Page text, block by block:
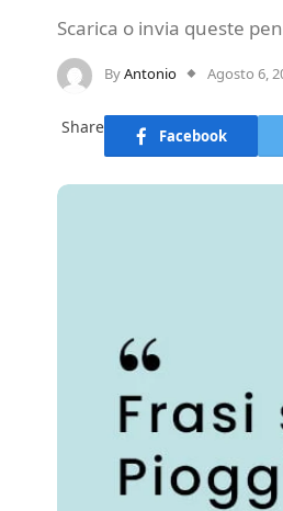
Scarica o invia queste
ByAntonio Agosto 6,
Share Facebook